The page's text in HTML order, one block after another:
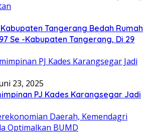
Tangerang Bedah Rumah
Se -Kabupaten Tangerang, Di 29
23, 2025
PJ Kades Karangsegar Jadi